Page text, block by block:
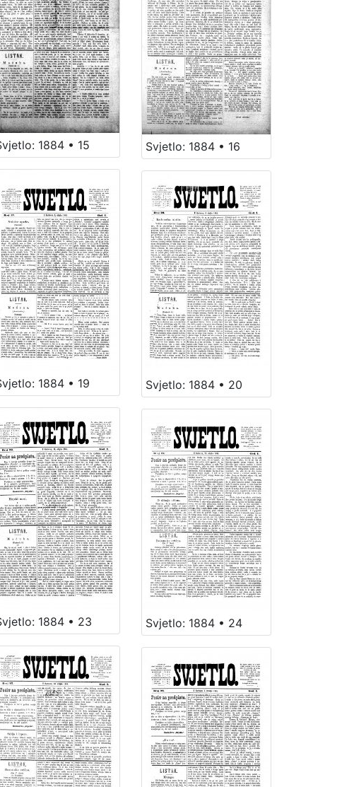
1884 • 15 Svjetlo: 1884 • 16
1884 • 19 Svjetlo: 1884 • 20
1884 • 23 Svjetlo: 1884 • 24